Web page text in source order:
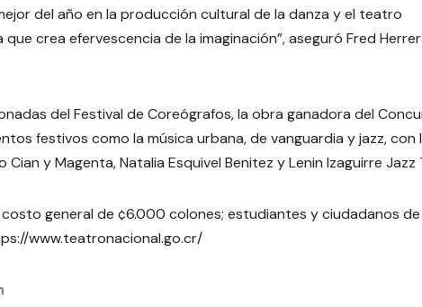
del año en la producción cultural de la danza y el teatro
crea efervescencia de la imaginación”, aseguró Fred
del Festival de Coreógrafos, la obra ganadora del
festivos como la música urbana, de vanguardia y jazz, con
y Magenta, Natalia Esquivel Benitez y Lenin Izaguirre Jazz
general de ¢6.000 colones; estudiantes y ciudadanos
www.teatronacional.go.cr/